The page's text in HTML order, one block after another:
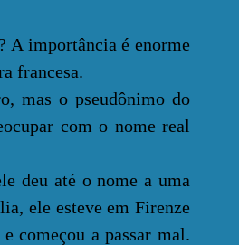
A importância é enorme
francesa.
o pseudônimo do
com o nome real
deu até o nome a uma
ele esteve em Firenze
começou a passar mal.